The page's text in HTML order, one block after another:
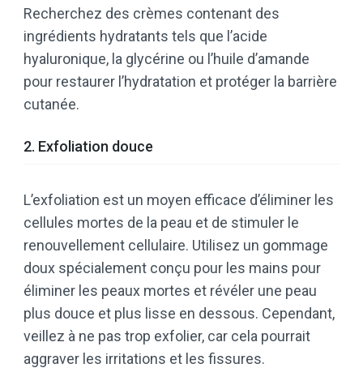
Recherchez des crèmes contenant des
ingrédients hydratants tels que l’acide
hyaluronique, la glycérine ou l’huile d’amande
pour restaurer l’hydratation et protéger la barrière
cutanée.
2. Exfoliation douce
L’exfoliation est un moyen efficace d’éliminer les
cellules mortes de la peau et de stimuler le
renouvellement cellulaire. Utilisez un gommage
doux spécialement conçu pour les mains pour
éliminer les peaux mortes et révéler une peau
plus douce et plus lisse en dessous. Cependant,
veillez à ne pas trop exfolier, car cela pourrait
aggraver les irritations et les fissures.